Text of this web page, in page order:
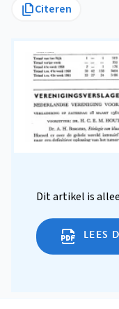
Citeren
Dit artikel is
LEES